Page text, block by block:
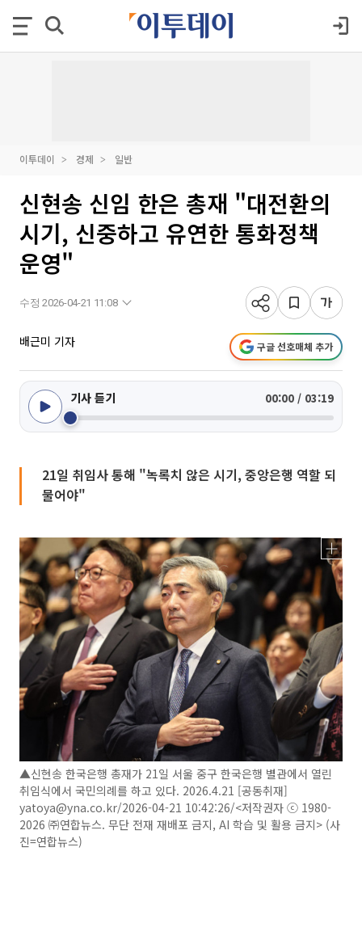
이투데이 경제 일반
신현송 신임 한은 총재 "대전환의
시기, 신중하고 유연한 통화정책
운영"
수정 2026-04-21 11:08
배근미 기자 구글 선호매체 추가
기사 듣기 00:00 / 03:19
21일 취임사 통해 "녹록치 않은 시기, 중앙은행 역할 되
물어야"
▲신현송 한국은행 총재가 21일 서울 중구 한국은행 별관에서 열린
취임식에서 국민의례를 하고 있다. 2026.4.21 [공동취재]
yatoya@yna.co.kr/2026-04-21 10:42:26/<저작권자 ⓒ 1980-
2026 ㈜연합뉴스. 무단 전재 재배포 금지, AI 학습 및 활용 금지> (사
진=연합뉴스)